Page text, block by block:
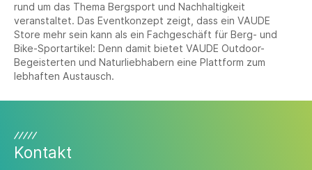
rund um das Thema Bergsport und Nachhaltigkeit
veranstaltet. Das Eventkonzept zeigt, dass ein VAUDE
Store mehr sein kann als ein Fachgeschäft für Berg- und
Bike-Sportartikel: Denn damit bietet VAUDE Outdoor-
Begeisterten und Naturliebhabern eine Plattform zum
lebhaften Austausch.
Kontakt